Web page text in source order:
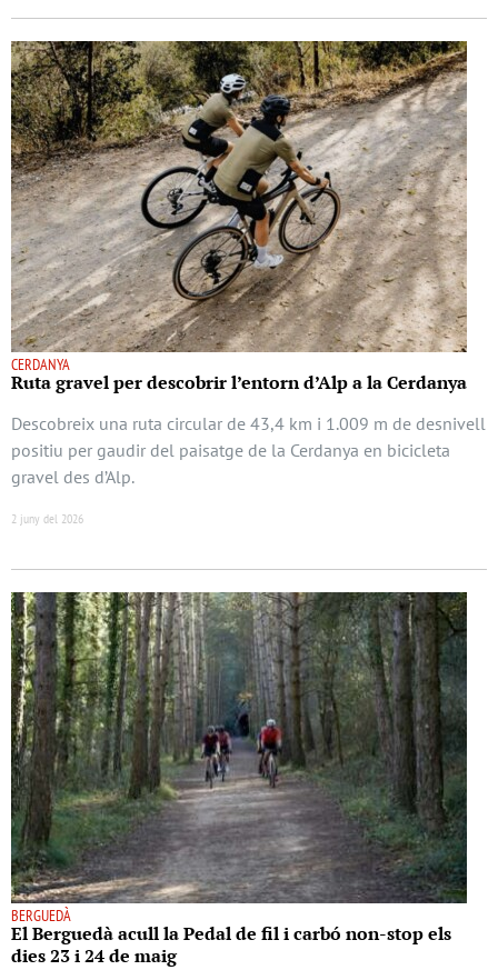
CERDANYA
Ruta gravel per descobrir l’entorn d’Alp a la Cerdanya
Descobreix una ruta circular de 43,4 km i 1.009 m de desnivell
positiu per gaudir del paisatge de la Cerdanya en bicicleta
gravel des d’Alp.
2 juny del 2026
BERGUEDÀ
El Berguedà acull la Pedal de fil i carbó non-stop els
dies 23 i 24 de maig